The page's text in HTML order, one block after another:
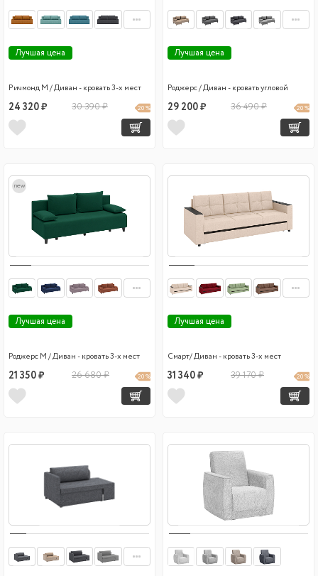
Лучшая цена
Ричмонд М / Диван - кровать 3-х мест
24 320 ₽ 30 390 ₽ 20 %
Лучшая цена
Роджерс / Диван - кровать угловой
29 200 ₽ 36 490 ₽ 20 %
new
Лучшая цена
Роджерс М / Диван - кровать 3-х мест
21 350 ₽ 26 680 ₽ 20 %
Лучшая цена
Смарт/ Диван - кровать 3-х мест
31 340 ₽ 39 170 ₽ 20 %